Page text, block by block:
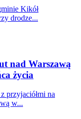
Kikół
drodze...
nad Warszawą
życia
przyjaciółmi na
w...